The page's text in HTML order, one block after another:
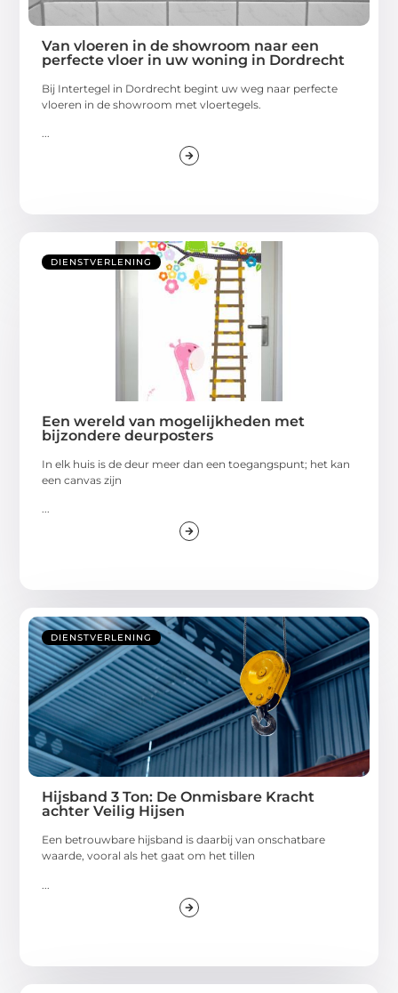
Van vloeren in de showroom naar een
perfecte vloer in uw woning in Dordrecht
Bij Intertegel in Dordrecht begint uw weg naar perfecte
vloeren in de showroom met vloertegels.
DIENSTVERLENING
Een wereld van mogelijkheden met
bijzondere deurposters
In elk huis is de deur meer dan een toegangspunt; het kan
een canvas zijn
...
DIENSTVERLENING
Hijsband 3 Ton: De Onmisbare Kracht
achter Veilig Hijsen
Een betrouwbare hijsband is daarbij van onschatbare
waarde, vooral als het gaat om het tillen